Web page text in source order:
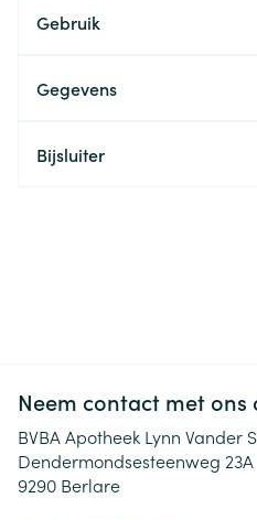
Gebruik
Gegevens
Bijsluiter
Neem contact met ons
BVBA Apotheek Lynn Vander
Dendermondsesteenweg 23A
9290 Berlare